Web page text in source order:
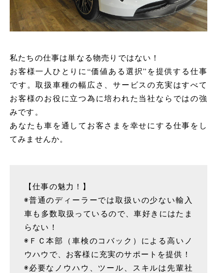
私たちの仕事は単なる物売りではない！
お客様一人ひとりに“価値ある選択”を提供する仕事
です。取扱車種の幅広さ、サービスの充実はすべて
お客様のお役に立つ為に培われた当社ならではの強
みです。
あなたも車を通してお客さまを幸せにする仕事をし
てみませんか。
【仕事の魅力！】
◉普通のディーラーでは取扱いの少ない輸入
車も多数取扱っているので、車好きにはたま
らない！
◉ＦＣ本部（車検のコバック）による高いノ
ウハウで、お客様に充実のサポートを提供！
◉必要なノウハウ、ツール、スキルは先輩社